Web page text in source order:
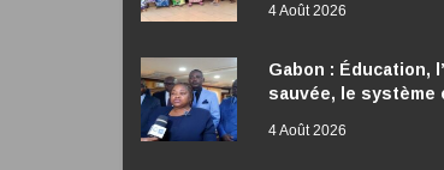
4 Août 2026
Gabon : Éducation,
sauvée, le système
4 Août 2026